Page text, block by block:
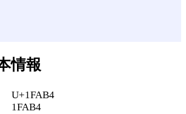
情報
U+1FAB4
1FAB4